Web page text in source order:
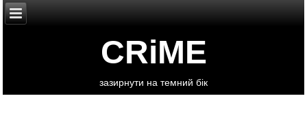
CRiME
зазирнути на темний бік